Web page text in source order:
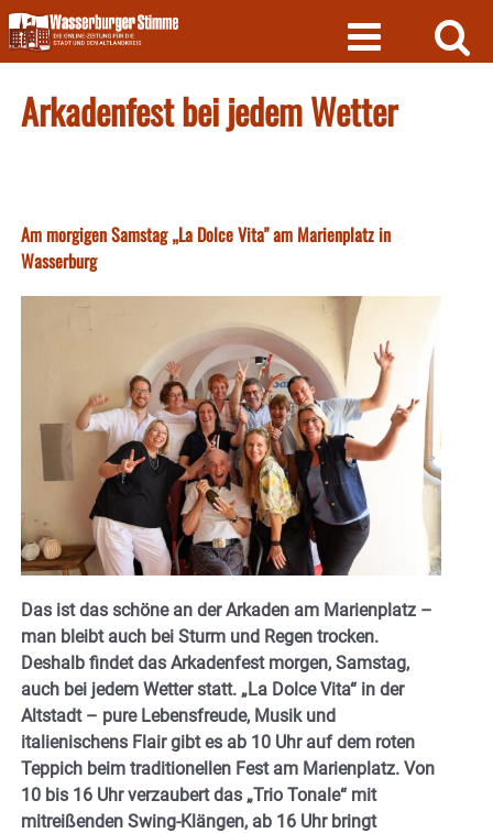
Skip
to
content
Arkadenfest bei jedem Wetter
Am morgigen Samstag „La Dolce Vita" am Marienplatz in
Wasserburg
Das ist das schöne an der Arkaden am Marienplatz –
man bleibt auch bei Sturm und Regen trocken.
Deshalb findet das Arkadenfest morgen, Samstag,
auch bei jedem Wetter statt. „La Dolce Vita“ in der
Altstadt – pure Lebensfreude, Musik und
italienischens Flair gibt es ab 10 Uhr auf dem roten
Teppich beim traditionellen Fest am Marienplatz. Von
10 bis 16 Uhr verzaubert das „Trio Tonale“ mit
mitreißenden Swing-Klängen, ab 16 Uhr bringt